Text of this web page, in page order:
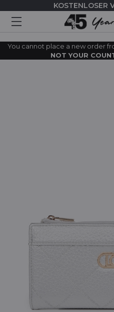
KOSTENLOSER
You cannot place a new order
NOT YOUR